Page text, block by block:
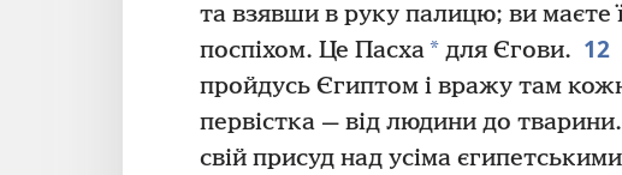
та взявши в руку палицю; ви маєте
поспіхом. Це Пасха* для Єгови. 12
пройдусь Єгиптом і вражу там
первістка — від людини до тварини.
свій присуд над усіма